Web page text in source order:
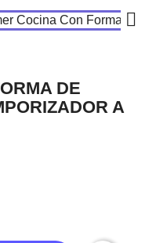

DE
A